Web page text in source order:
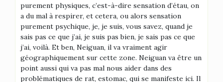
purement physiques, c’est-à-dire sensation d’étau, on
a du mal à respirer, et cetera, ou alors sensation
purement psychique, je, je suis, vous savez, quand je
sais pas ce que j’ai, je suis pas bien, je sais pas ce que
j’ai, voilà. Et ben, Neiguan, il va vraiment agir
géographiquement sur cette zone. Neiguan va être un
point aussi qui va pas mal nous aider dans des
problématiques de rat, estomac, qui se manifeste ici. Il